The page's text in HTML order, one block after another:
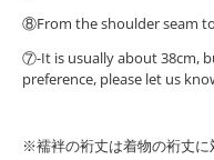
⑧From the shoulder seam
⑦-It is usually about 38cm,
preference, please let us
※襦袢の裄丈は着物の裄丈に